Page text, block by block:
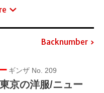
Backnumber
ギンザ No. 209
東京の洋服/ニュー